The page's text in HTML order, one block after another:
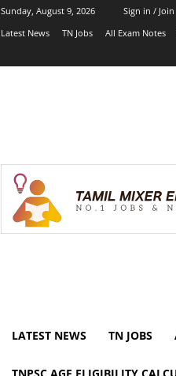
Sunday, August 9, 2026
Sign in / Join
Latest News
TN Jobs All Exam Notes
LATEST NEWS TN JOBS